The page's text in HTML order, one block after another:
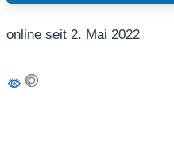
online seit 2. Mai 2022